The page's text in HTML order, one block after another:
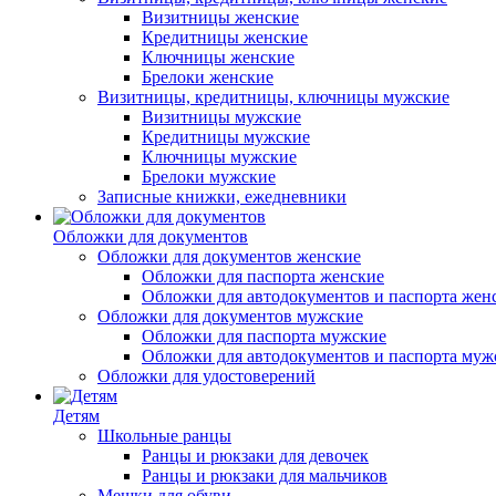
Визитницы женские
Кредитницы женские
Ключницы женские
Брелоки женские
Визитницы, кредитницы, ключницы мужские
Визитницы мужские
Кредитницы мужские
Ключницы мужские
Брелоки мужские
Записные книжки, ежедневники
Обложки для документов
Обложки для документов женские
Обложки для паспорта женские
Обложки для автодокументов и паспорта
Обложки для документов мужские
Обложки для паспорта мужские
Обложки для автодокументов и паспорта
Обложки для удостоверений
Детям
Школьные ранцы
Ранцы и рюкзаки для девочек
Ранцы и рюкзаки для мальчиков